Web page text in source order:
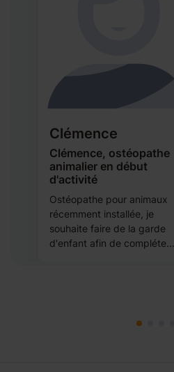
Clémence
Clémence, ostéopathe
animalier en début
d'activité
Ostéopathe pour animaux
récemment installée, je
souhaite faire de la garde
d'enfant afin de compléte...